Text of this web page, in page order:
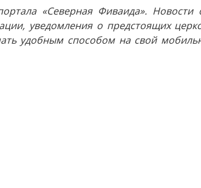
«Северная Фиваида».
уведомления о предстоящих
удобным способом на свой